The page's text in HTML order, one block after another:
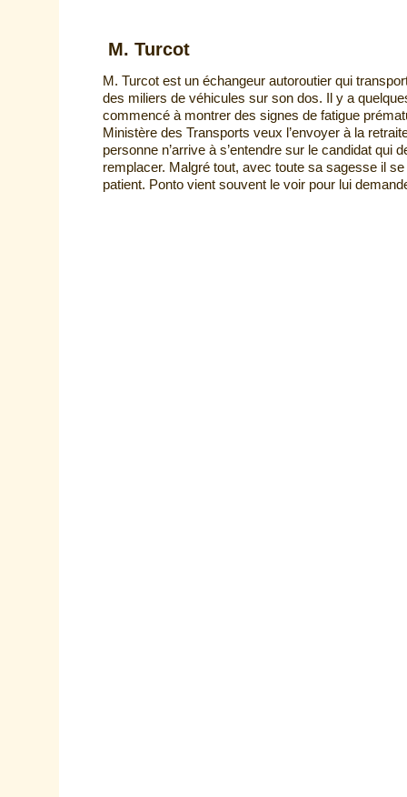
M. Turcot
M. Turcot est un échangeur autoroutier qui
des miliers de véhicules sur son dos. Il y a
commencé à montrer des signes de fatigue
Ministère des Transports veux l’envoyer à la
personne n’arrive à s’entendre sur le candidat qui
remplacer. Malgré tout, avec toute sa sagesse il
patient. Ponto vient souvent le voir pour lui